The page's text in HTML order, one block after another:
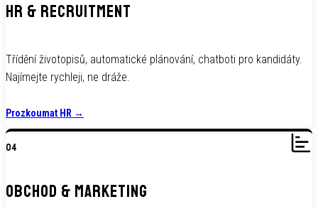
HR & RECRUITMENT
Třídění životopisů, automatické plánování, chatboti pro kandidáty.
Najímejte rychleji, ne dráže.
Prozkoumat HR →
04
OBCHOD & MARKETING